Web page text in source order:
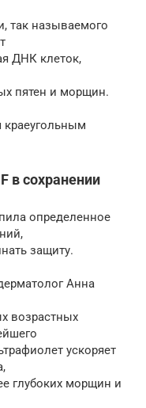
так называемого
ДНК клеток,
пятен и морщин.
краеугольным
в сохранении
определенное
защиту.
Анна
возрастных
ускоряет
глубоких морщин и